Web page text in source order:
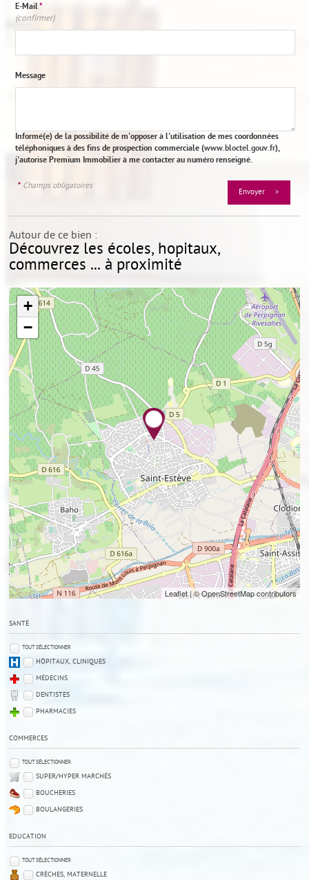
E-Mail*
(confirmer)
Message
Informé(e) de la possibilité de m'opposer à l'utilisation de mes coordonnées
téléphoniques à des fins de prospection commerciale (www.bloctel.gouv.fr),
j'autorise Premium Immobilier à me contacter au numéro renseigné.
* Champs obligatoires
Autour de ce bien :
Découvrez les écoles, hopitaux,
commerces ... à proximité
+
−
Leaflet| © OpenStreetMap contributors
SANTÉ
TOUT SÉLECTIONNER
HÔPITAUX, CLINIQUES
MÉDECINS
DENTISTES
PHARMACIES
COMMERCES
TOUT SÉLECTIONNER
SUPER/HYPER MARCHÉS
BOUCHERIES
BOULANGERIES
EDUCATION
TOUT SÉLECTIONNER
CRÈCHES, MATERNELLE